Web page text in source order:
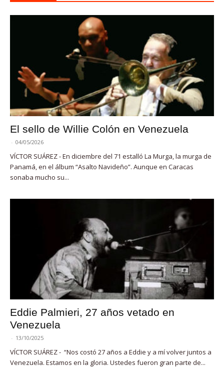
El sello de Willie Colón en Venezuela
- 04/05/2026
VÍCTOR SUÁREZ - En diciembre del 71 estalló La Murga, la murga de
Panamá, en el álbum “Asalto Navideño”. Aunque en Caracas
sonaba mucho su...
Eddie Palmieri, 27 años vetado en
Venezuela
- 13/10/2025
VÍCTOR SUÁREZ - “Nos costó 27 años a Eddie y a mí volver juntos a
Venezuela. Estamos en la gloria. Ustedes fueron gran parte de...